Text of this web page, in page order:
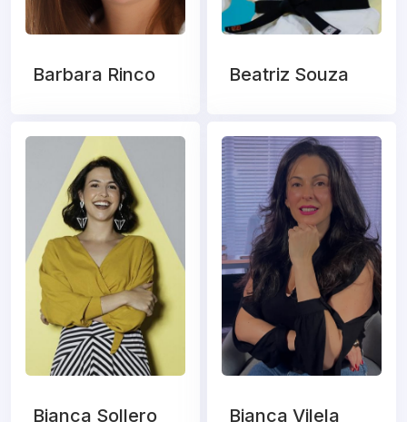
Barbara Rinco Beatriz Souza
Bianca Sollero Bianca Vilela